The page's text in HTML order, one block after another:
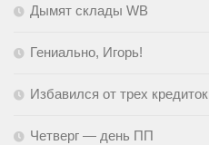
Дымят склады WB
Гениально, Игорь!
Избавился от трех кредиток
Четверг — день ПП